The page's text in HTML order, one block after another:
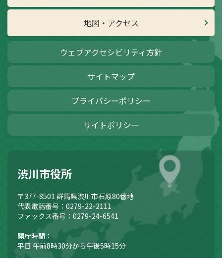
地図・アクセス
ウェブアクセシビリティ方針
サイトマップ
プライバシーポリシー
サイトポリシー
渋川市役所
〒377-8501 群馬県渋川市石原80番地
代表電話番号：0279-22-2111
ファックス番号：0279-24-6541
開庁時間：
平日 午前8時30分から午後5時15分